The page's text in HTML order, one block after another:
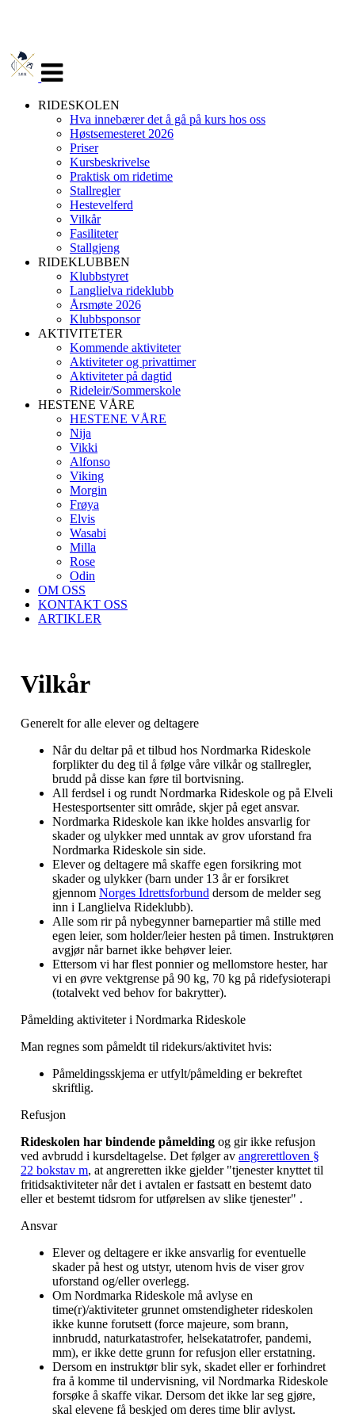
navigasjon
RIDESKOLEN
Hva innebærer det å gå på kurs hos oss
Høstsemesteret 2026
Priser
Kursbeskrivelse
Praktisk om ridetime
Stallregler
Hestevelferd
Vilkår
Fasiliteter
Stallgjeng
RIDEKLUBBEN
Klubbstyret
Langlielva rideklubb
Årsmøte 2026
Klubbsponsor
AKTIVITETER
Kommende aktiviteter
Aktiviteter og privattimer
Aktiviteter på dagtid
Rideleir/Sommerskole
HESTENE VÅRE
HESTENE VÅRE
Nija
Vikki
Alfonso
Viking
Morgin
Frøya
Elvis
Wasabi
Milla
Rose
Odin
OM OSS
KONTAKT OSS
ARTIKLER
Vilkår
Generelt for alle elever og deltagere
Når du deltar på et tilbud hos Nordmarka Rideskole
forplikter du deg til å følge våre vilkår og stallregler,
brudd på disse kan føre til bortvisning.
All ferdsel i og rundt Nordmarka Rideskole og på Elveli
Hestesportsenter sitt område, skjer på eget ansvar.
Nordmarka Rideskole kan ikke holdes ansvarlig for
skader og ulykker med unntak av grov uforstand fra
Nordmarka Rideskole sin side.
Elever og deltagere må skaffe egen forsikring mot
skader og ulykker (barn under 13 år er forsikret
gjennom Norges Idrettsforbund dersom de melder seg
inn i Langlielva Rideklubb).
Alle som rir på nybegynner barnepartier må stille med
egen leier, som holder/leier hesten på timen. Instruktøren
avgjør når barnet ikke behøver leier.
Ettersom vi har flest ponnier og mellomstore hester, har
vi en øvre vektgrense på 90 kg, 70 kg på ridefysioterapi
(totalvekt ved behov for bakrytter).
Påmelding aktiviteter i Nordmarka Rideskole
Man regnes som påmeldt til ridekurs/aktivitet hvis:
Påmeldingsskjema er utfylt/påmelding er bekreftet
skriftlig.
Refusjon
Rideskolen har bindende påmelding og gir ikke refusjon
ved avbrudd i kursdeltagelse. Det følger av angrerettloven §
22 bokstav m, at angreretten ikke gjelder "tjenester knyttet til
fritidsaktiviteter når det i avtalen er fastsatt en bestemt dato
eller et bestemt tidsrom for utførelsen av slike tjenester" .
Ansvar
Elever og deltagere er ikke ansvarlig for eventuelle
skader på hest og utstyr, utenom hvis de viser grov
uforstand og/eller overlegg.
Om Nordmarka Rideskole må avlyse en
time(r)/aktiviteter grunnet omstendigheter rideskolen
ikke kunne forutsett (force majeure, som brann,
innbrudd, naturkatastrofer, helsekatatrofer, pandemi,
mm), er ikke dette grunn for refusjon eller erstatning.
Dersom en instruktør blir syk, skadet eller er forhindret
fra å komme til undervisning, vil Nordmarka Rideskole
forsøke å skaffe vikar. Dersom det ikke lar seg gjøre,
skal elevene få beskjed om deres time blir avlyst.